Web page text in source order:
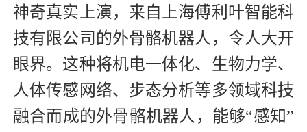
神奇真实上演，来自上海傅利叶智能科
技有限公司的外骨骼机器人，令人大开
眼界。这种将机电一体化、生物力学、
人体传感网络、步态分析等多领域科技
融合而成的外骨骼机器人，能够“感知”